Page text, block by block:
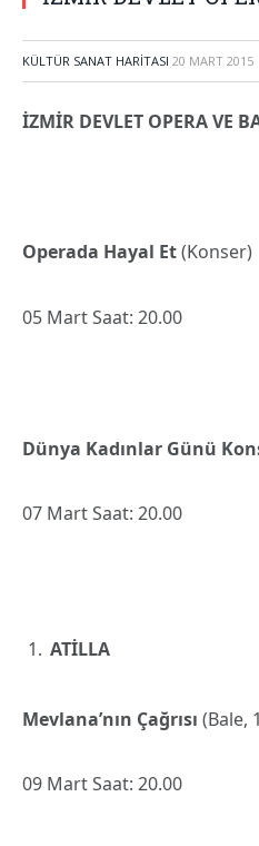
KÜLTÜR SANAT HARITASI 20 MART 2015
İZMİR DEVLET OPERA VE
Operada Hayal Et(Konser)
05 Mart Saat: 20.00
Dünya Kadınlar Günü
07 Mart Saat: 20.00
ATİLLA
Mevlana’nın Çağrısı (Bale,
09 Mart Saat: 20.00